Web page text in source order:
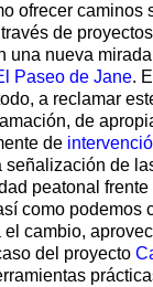
ofrecer caminos
de
una nueva
Paseo de Jane.
a reclamar
de
de
señalización de
peatonal
como podemos
cambio,
del proyecto